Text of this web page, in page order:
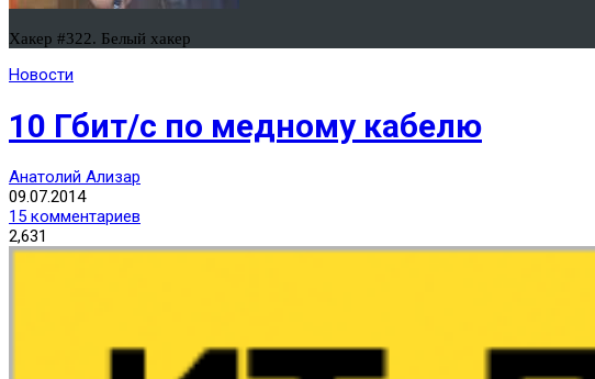
Хакер #322. Белый хакер
Новости
10 Гбит/с по медному кабелю
Анатолий Ализар
09.07.2014
15 комментариев
2,631